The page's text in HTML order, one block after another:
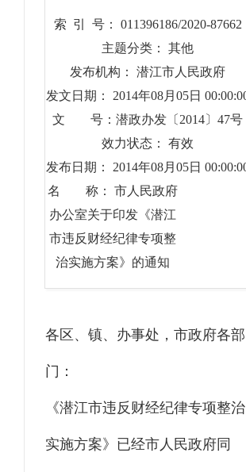
索 引 号： 011396186/2020-87662
主题分类： 其他
发布机构： 潜江市人民政府
发文日期： 2014年08月05日
文 号：潜政办发〔2014〕47号
效力状态： 有效
发布日期： 2014年08月05日
名 称： 市人民政府
办公室关于印发《潜江
市违反财经纪律专项整
治实施方案》的通知
各区、镇、办事处，市政府各部
门：
《潜江市违反财经纪律专项整治
实施方案》已经市人民政府同